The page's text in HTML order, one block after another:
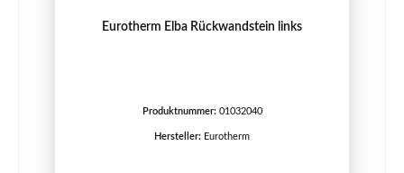
Eurotherm Elba Rückwandstein links
Produktnummer: 01032040
Hersteller: Eurotherm